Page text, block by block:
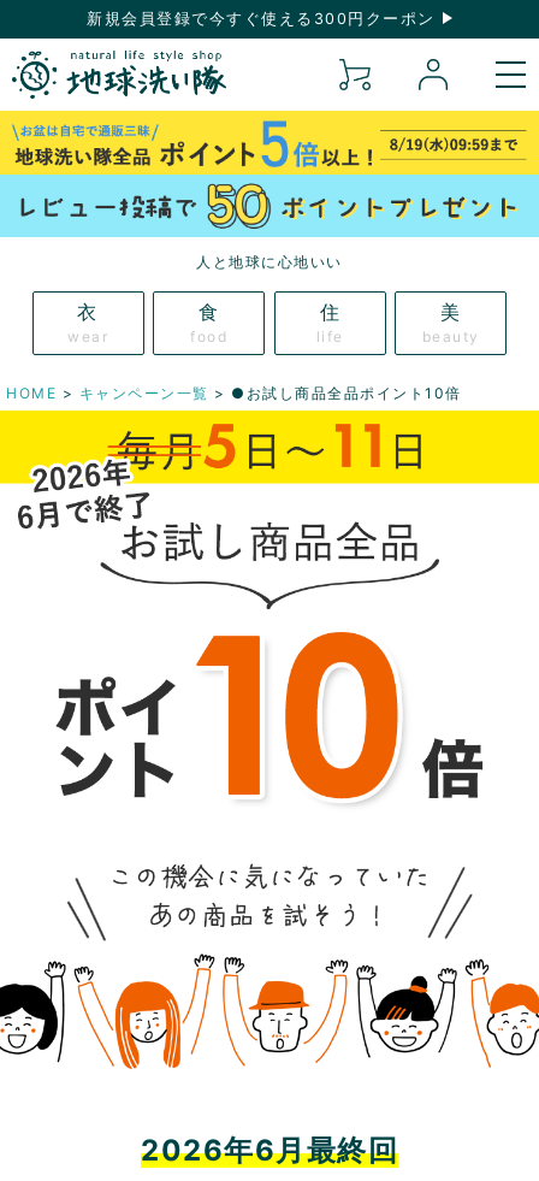
新規会員登録で今すぐ使える300円クーポン
人と地球に心地いい
衣
wear
食
food
住
life
美
beauty
HOME キャンペーン一覧 ●お試し商品全品ポイント10倍
2026年6月最終回